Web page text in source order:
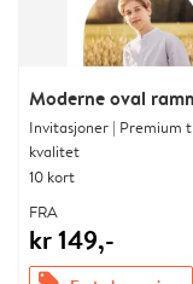
Moderne oval
Invitasjoner | Premium
kvalitet
10 kort
FRA
kr 149,-